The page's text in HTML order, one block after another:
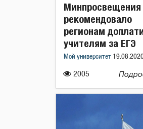
2005
Минпросвещения
рекомендовало
регионам
учителям за ЕГЭ
Мой университет